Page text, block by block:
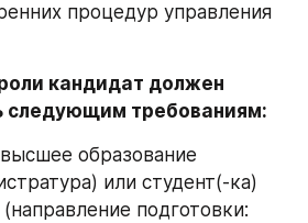
процедур управления
кандидат должен
следующим требованиям:
образование
или студент(-ка)
подготовки: